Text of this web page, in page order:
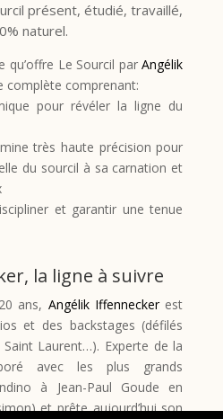
présent, étudié, travaillé,
naturel.
qu’offre Le Sourcil parAngélik
complète comprenant:
pour révéler la ligne du
très haute précision pour
du sourcil à sa carnation et
et garantir une tenue
la ligne à suivre
ans, Angélik Iffenneckerest
et des backstages (défilés
Saint Laurent…). Experte de la
avec les plus grands
à Jean-Paul Goude en
et prête aujourd’hui son